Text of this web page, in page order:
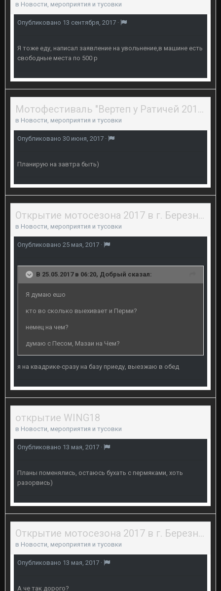
в Новости, мероприятия и тусовки
Опубликовано 13 сентября, 2017 ·
Я тоже еду, написал заявление на увольнение,в машине есть
свободные места по 500 р
Мотофестиваль "Вертеп у Ратичей 2017", 1 июля 2017 года, 18+
в Новости, мероприятия и тусовки
Опубликовано 30 июня, 2017 ·
Планирую на завтра быть)
Открытие мотосезона 2017 в г. Березники 27 мая
в Новости, мероприятия и тусовки
Опубликовано 25 мая, 2017 ·
В 25.05.2017 в 06:20, Добрый сказал:
Я думаю ешо
кто во сколько выехивает и Перми?
немец на чем?
думаю с Песом, Мазаи на Чем?
я на квадрике-сразу на базу приеду, выезжаю в обед
открытие WING18
в Новости, мероприятия и тусовки
Опубликовано 13 мая, 2017 ·
Планы поменялись, остаюсь бухать с пермяками, хоть
разорвись)
Открытие мотосезона 2017 в г. Березники 27 мая
в Новости, мероприятия и тусовки
Опубликовано 13 мая, 2017 ·
А че так дорого?